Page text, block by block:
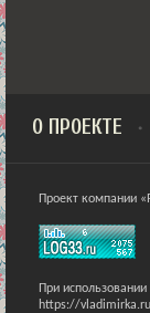
О ПРОЕКТЕ
Проект компании
При
https://